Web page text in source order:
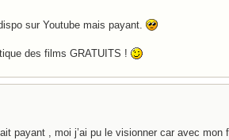
sur Youtube mais payant.
des films GRATUITS !
payant , moi j’ai pu le visionner car avec